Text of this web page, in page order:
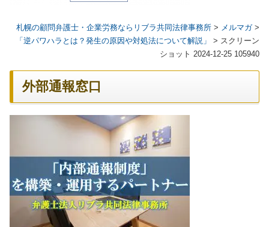
札幌の顧問弁護士・企業労務ならリブラ共同法律事務所 > メルマガ>
「逆パワハラとは？発生の原因や対処法について解説」
> スクリーン
ショット 2024-12-25 105940
外部通報窓口